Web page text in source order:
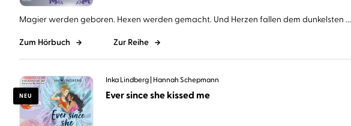
Magier werden geboren. Hexen werden gemacht. Und Herzen fallen dem dunkelsten ...
Zum Hörbuch Zur Reihe
NEU
Inka Lindberg Hannah Schepmann
Ever since she kissed me